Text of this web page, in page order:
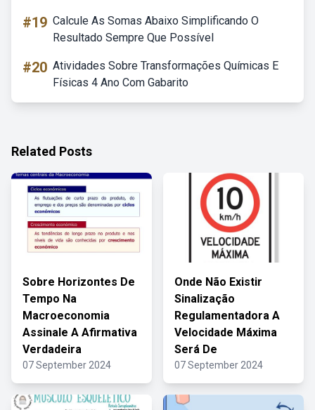
#19 Calcule As Somas Abaixo Simplificando O
Resultado Sempre Que Possível
#20 Atividades Sobre Transformações Químicas E
Físicas 4 Ano Com Gabarito
Related Posts
Sobre Horizontes De
Tempo Na
Macroeconomia
Assinale A Afirmativa
Verdadeira
07 September 2024
Onde Não Existir
Sinalização
Regulamentadora A
Velocidade Máxima
Será De
07 September 2024